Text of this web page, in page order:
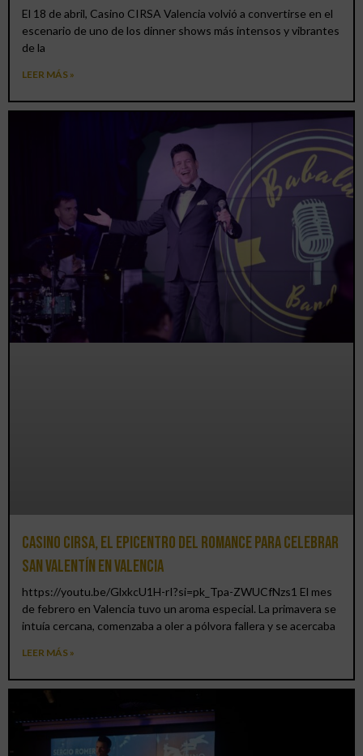
El 18 de abril, Casino CIRSA Valencia volvió a convertirse en el
escenario de uno de los dinner shows más intensos y vibrantes
de la
LEER MÁS »
Casino CIRSA, el epicentro del romance para celebrar
San Valentín en Valencia
https://youtu.be/GlxkcU1H-rI?si=pk_Tpa-ZWUCfNzs1 El mes
de febrero en Valencia tuvo un aroma especial. La primavera se
intuía cercana, comenzaba a oler a pólvora fallera y se acercaba
LEER MÁS »